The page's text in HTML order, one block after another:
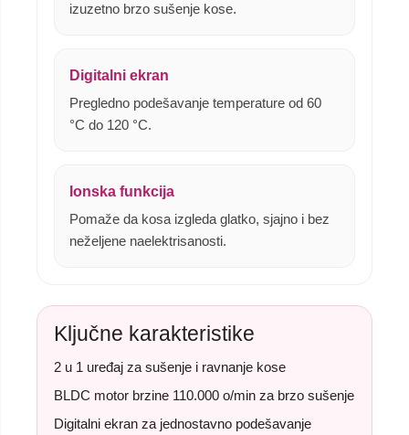
izuzetno brzo sušenje kose.
Digitalni ekran
Pregledno podešavanje temperature od 60
°C do 120 °C.
Ionska funkcija
Pomaže da kosa izgleda glatko, sjajno i bez
neželjene naelektrisanosti.
Ključne karakteristike
2 u 1 uređaj za sušenje i ravnanje kose
BLDC motor brzine 110.000 o/min za brzo sušenje
Digitalni ekran za jednostavno podešavanje